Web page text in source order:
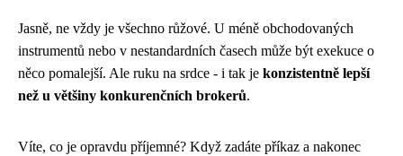
Jasně, ne vždy je všechno růžové. U méně obchodovaných
instrumentů nebo v nestandardních časech může být exekuce o
něco pomalejší. Ale ruku na srdce - i tak je konzistentně lepší
než u většiny konkurenčních brokerů.
Víte, co je opravdu příjemné? Když zadáte příkaz a nakonec